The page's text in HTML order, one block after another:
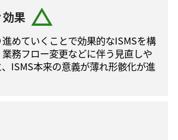
果
めていくことで効果的なISMSを構
務フロー変更などに伴う⾒直しや
ISMS本来の意義が薄れ形骸化が進